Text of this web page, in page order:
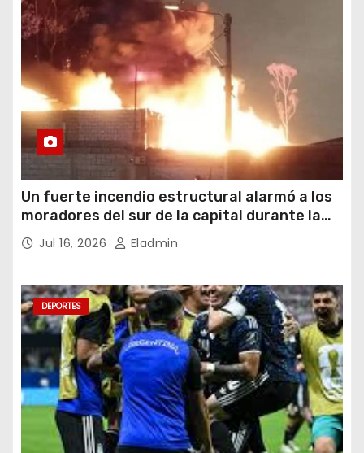
Un fuerte incendio estructural alarmó a los
moradores del sur de la capital durante la
noche del miércoles 15 de julio de 2026
Jul 16, 2026 Eladmin
DEPORTES